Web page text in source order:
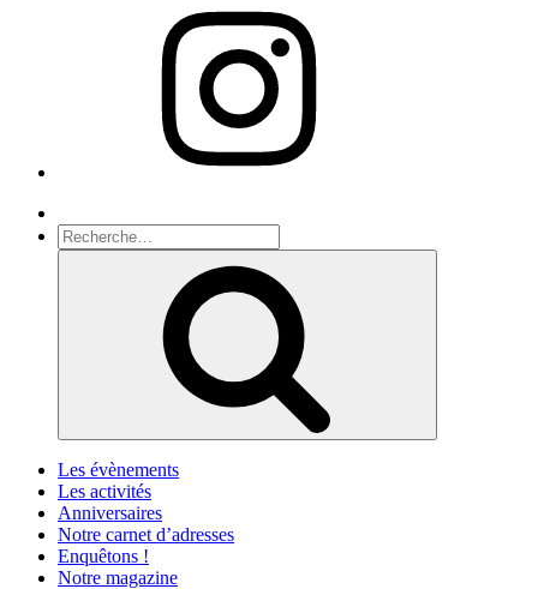
Recherche
pour
Les évènements
Les activités
Anniversaires
Notre carnet d’adresses
Enquêtons !
Notre magazine